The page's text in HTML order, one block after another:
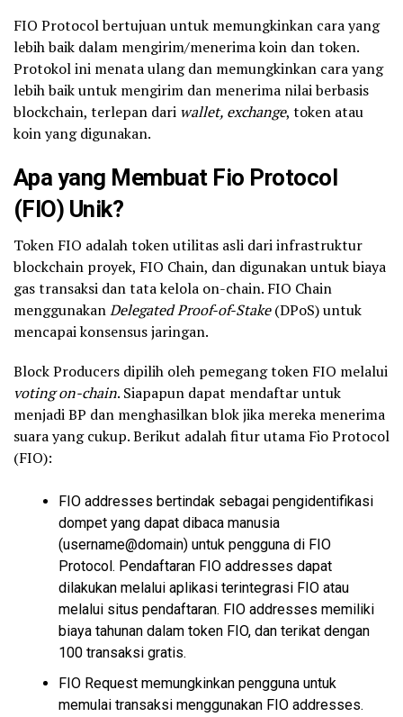
FIO Protocol bertujuan untuk memungkinkan cara yang
lebih baik dalam mengirim/menerima koin dan token.
Protokol ini menata ulang dan memungkinkan cara yang
lebih baik untuk mengirim dan menerima nilai berbasis
blockchain, terlepan dari wallet, exchange, token atau
koin yang digunakan.
Apa yang Membuat Fio Protocol
(FIO) Unik?
Token FIO adalah token utilitas asli dari infrastruktur
blockchain proyek, FIO Chain, dan digunakan untuk biaya
gas transaksi dan tata kelola on-chain. FIO Chain
menggunakanDelegated Proof-of-Stake(DPoS) untuk
mencapai konsensus jaringan.
Block Producers dipilih oleh pemegang token FIO melalui
voting on-chain. Siapapun dapat mendaftar untuk
menjadi BP dan menghasilkan blok jika mereka menerima
suara yang cukup. Berikut adalah fitur utama Fio Protocol
(FIO):
FIO addresses bertindak sebagai pengidentifikasi
dompet yang dapat dibaca manusia
(username@domain) untuk pengguna di FIO
Protocol. Pendaftaran FIO addresses dapat
dilakukan melalui aplikasi terintegrasi FIO atau
melalui situs pendaftaran. FIO addresses memiliki
biaya tahunan dalam token FIO, dan terikat dengan
100 transaksi gratis.
FIO Request memungkinkan pengguna untuk
memulai transaksi menggunakan FIO addresses.